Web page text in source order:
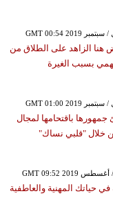
الزاهد على الطلاق من
بسبب الغيرة
جمهورها باقتحامها لمجال
خلال "قلبي نساك"
حياتك المهنية والعاطفية